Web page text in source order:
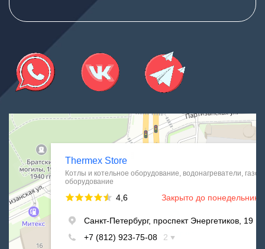
Thermex Store
Котлы и котельное оборудование в Санкт‑Петербурге
Водонагреватели в Санкт‑Петербурге